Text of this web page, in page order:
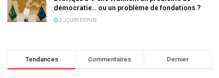
démocratie… ou un problème de fondations ?
2 JOURS DEPUIS
Tendances Commentaires Dernier